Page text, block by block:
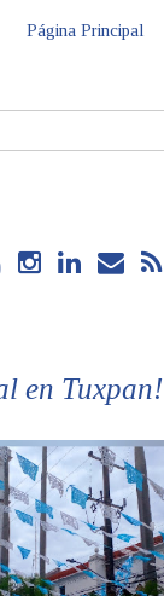
Página Principal
en Tuxpan!